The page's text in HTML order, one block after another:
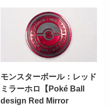
モンスターボール：レッド
ミラーホロ【Poké Ball
design Red Mirror